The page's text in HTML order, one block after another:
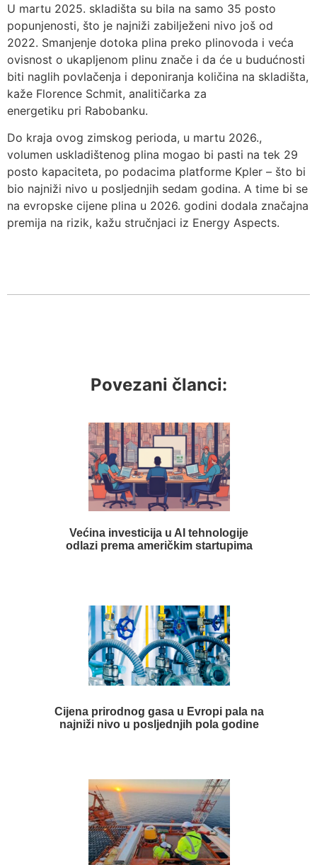
U martu 2025. skladišta su bila na samo 35 posto
popunjenosti, što je najniži zabilježeni nivo još od
2022. Smanjenje dotoka plina preko plinovoda i veća
ovisnost o ukapljenom plinu znače i da će u budućnosti
biti naglih povlačenja i deponiranja količina na skladišta,
kaže Florence Schmit, analitičarka za
energetiku pri Rabobanku.
Do kraja ovog zimskog perioda, u martu 2026.,
volumen uskladištenog plina mogao bi pasti na tek 29
posto kapaciteta, po podacima platforme Kpler – što bi
bio najniži nivo u posljednjih sedam godina. A time bi se
na evropske cijene plina u 2026. godini dodala značajna
premija na rizik, kažu stručnjaci iz Energy Aspects.
Povezani članci:
Većina investicija u AI tehnologije
odlazi prema američkim startupima
Cijena prirodnog gasa u Evropi pala na
najniži nivo u posljednjih pola godine